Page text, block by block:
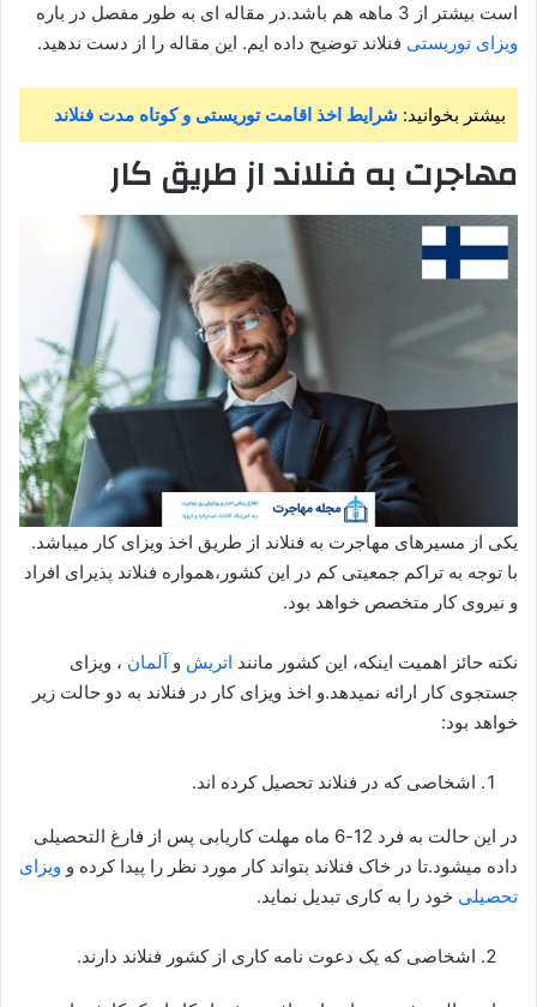
است بیشتر از 3 ماهه هم باشد.در مقاله ای به طور مفصل در باره
ویزای توریستی فنلاند توضیح داده ایم. این مقاله را از دست ندهید.
بیشتر بخوانید: شرایط اخذ اقامت توریستی و کوتاه مدت فنلاند
مهاجرت به فنلاند از طریق کار
یکی از مسیرهای مهاجرت به فنلاند از طریق اخذ ویزای کار میباشد.
با توجه به تراکم جمعیتی کم در این کشور،همواره فنلاند پذیرای افراد
و نیروی کار متخصص خواهد بود.
نکته حائز اهمیت اینکه، این کشور مانند اتریش وآلمان ، ویزای
جستجوی کار ارائه نمیدهد.و اخذ ویزای کار در فنلاند به دو حالت زیر
خواهد بود:
اشخاصی که در فنلاند تحصیل کرده اند.
در این حالت به فرد 12-6 ماه مهلت کاریابی پس از فارغ التحصیلی
داده میشود.تا در خاک فنلاند بتواند کار مورد نظر را پیدا کرده و ویزای
تحصیلی خود را به کاری تبدیل نماید.
اشخاصی که یک دعوت نامه کاری از کشور فنلاند دارند.